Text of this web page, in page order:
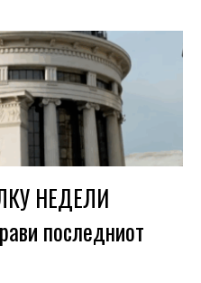
НЕДЕЛИ
последниот